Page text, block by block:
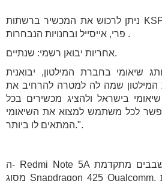
ניתן לרכוש את המכשיר ברשתות KSP , אייבורי , א.ל.מ. דיוטי
פרי, אייסייל ובחנויות הנבחרות .
אחריות יבואן רשמי: שנתיים.
שיאומי בחברת המילטון, יבואנית
המילטון שמה לה למטרה להרחיב את
בישראל ולהציג מכשירים בכל
לכל משתמש למצוא את השיאומי
המתאים לו ביותר.".
ה- Redmi Note 5A מופעל על ידי מערכת שבבים מתקדמת
מסוג Snapdragon 425 Qualcomm, מעבד בעל ארבע ליבות